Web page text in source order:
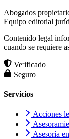
Abogados
Equipo editorial
Contenido legal
cuando se requiere
Verificado
Seguro
Servicios
Acciones
Asesoría